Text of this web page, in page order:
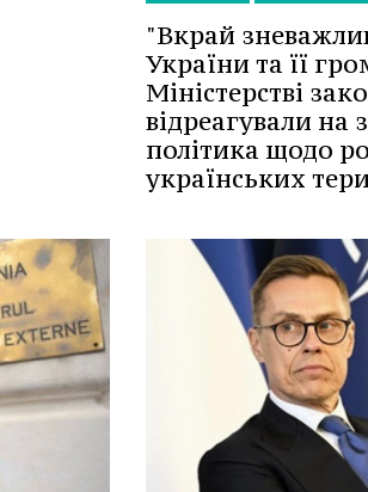
"Вкрай
України та її
Міністерстві
відреагували на
політика щодо
українських